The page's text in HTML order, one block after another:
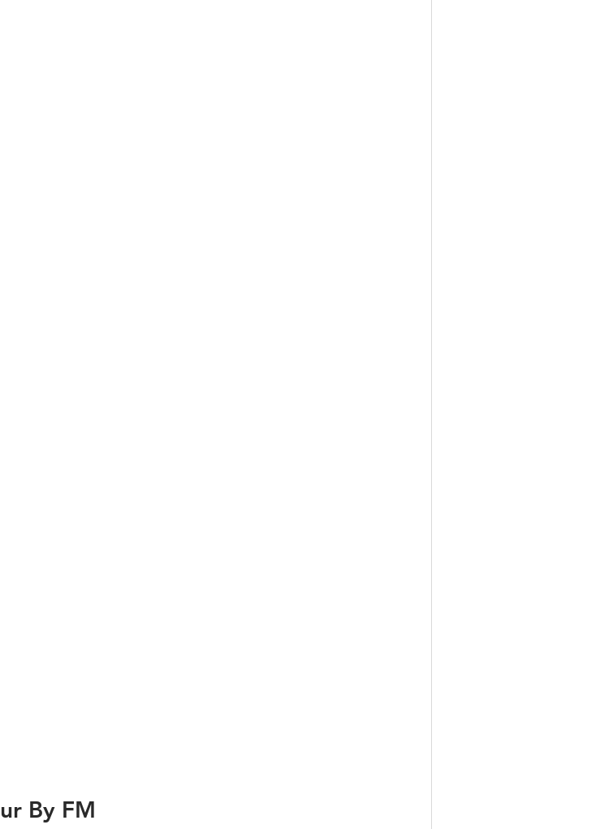
By FM